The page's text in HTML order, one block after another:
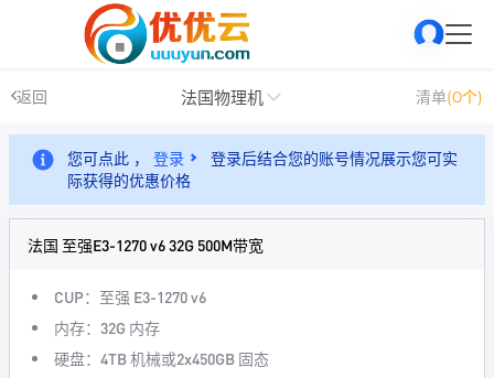
返回 法国物理机 清单(0个)
您可点此 ， 登录
登录后结合您的账号情况展示您可实
际获得的优惠价格
法国 至强E3-1270 v6 32G 500M带宽
CUP：至强 E3-1270 v6
内存：32G 内存
硬盘：4TB 机械或2x450GB 固态